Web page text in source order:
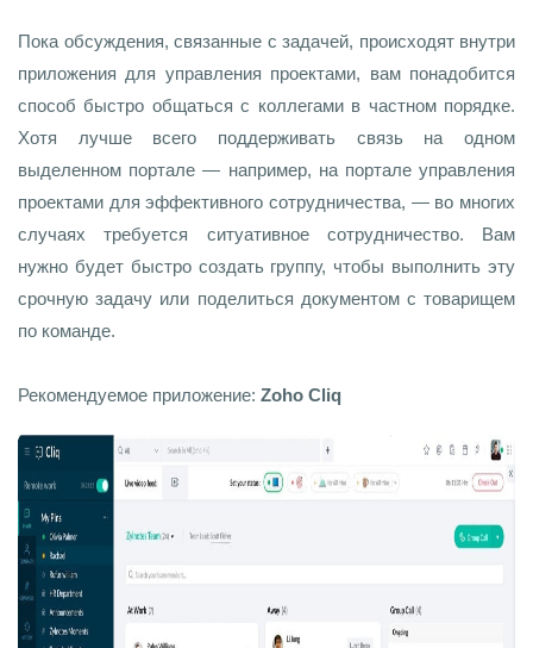
Пока обсуждения, связанные с задачей, происходят внутри
приложения для управления проектами, вам понадобится
способ быстро общаться с коллегами в частном порядке.
Хотя лучше всего поддерживать связь на одном
выделенном портале — например, на портале управления
проектами для эффективного сотрудничества, — во многих
случаях требуется ситуативное сотрудничество. Вам
нужно будет быстро создать группу, чтобы выполнить эту
срочную задачу или поделиться документом с товарищем
по команде.
Рекомендуемое приложение: Zoho Cliq